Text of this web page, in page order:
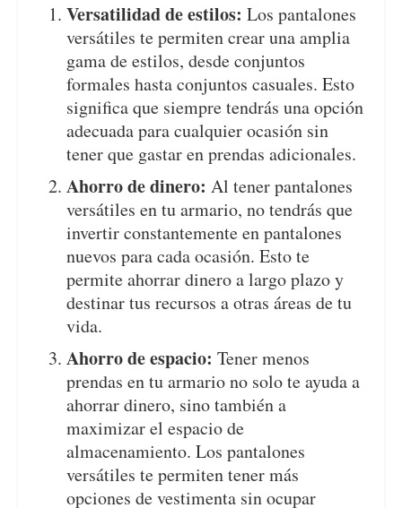
Versatilidad de estilos: Los pantalones
versátiles te permiten crear una amplia
gama de estilos, desde conjuntos
formales hasta conjuntos casuales. Esto
significa que siempre tendrás una opción
adecuada para cualquier ocasión sin
tener que gastar en prendas adicionales.
Ahorro de dinero: Al tener pantalones
versátiles en tu armario, no tendrás que
invertir constantemente en pantalones
nuevos para cada ocasión. Esto te
permite ahorrar dinero a largo plazo y
destinar tus recursos a otras áreas de tu
vida.
Ahorro de espacio: Tener menos
prendas en tu armario no solo te ayuda a
ahorrar dinero, sino también a
maximizar el espacio de
almacenamiento. Los pantalones
versátiles te permiten tener más
opciones de vestimenta sin ocupar